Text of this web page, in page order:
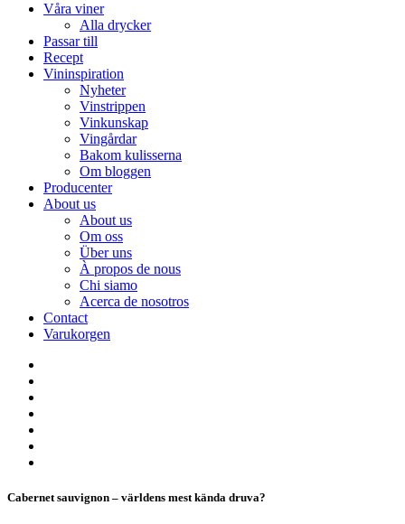
Våra viner
Alla drycker
Passar till
Recept
Vininspiration
Nyheter
Vinstrippen
Vinkunskap
Vingårdar
Bakom kulisserna
Om bloggen
Producenter
About us
About us
Om oss
Über uns
À propos de nous
Chi siamo
Acerca de nosotros
Contact
Varukorgen
Cabernet sauvignon – världens mest kända druva?